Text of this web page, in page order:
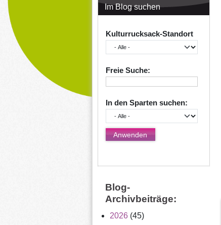
Im Blog suchen
Kulturrucksack-Standort
Freie Suche:
In den Sparten suchen:
Blog-
Archivbeiträge:
2026 (45)